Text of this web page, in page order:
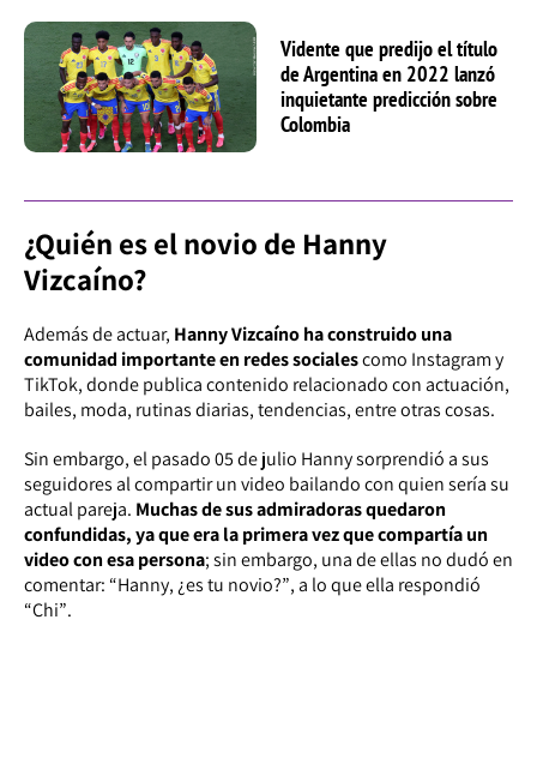
Vidente que predijo el título
de Argentina en 2022 lanzó
inquietante predicción sobre
Colombia
¿Quién es el novio de Hanny
Vizcaíno?
Además de actuar, Hanny Vizcaíno ha construido una
comunidad importante en redes socialescomo Instagram y
TikTok, donde publica contenido relacionado con actuación,
bailes, moda, rutinas diarias, tendencias, entre otras cosas.
Sin embargo, el pasado 05 de julio Hanny sorprendió a sus
seguidores al compartir un video bailando con quien sería su
actual pareja. Muchas de sus admiradoras quedaron
confundidas, ya que era la primera vez que compartía un
video con esa persona; sin embargo, una de ellas no dudó en
comentar: “Hanny, ¿es tu novio?”, a lo que ella respondió
“Chi”.